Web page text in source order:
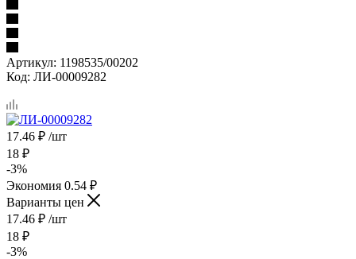
Артикул: 1198535/00202
Код: ЛИ-00009282
17.46 ₽ /шт
18 ₽
-3%
Экономия 0.54 ₽
Варианты цен
17.46 ₽ /шт
18 ₽
-3%